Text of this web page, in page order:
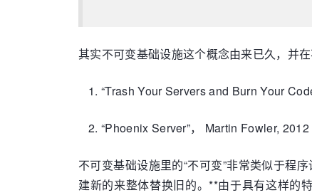
其实不可变基础设施这个概念由来已久，并
“Trash Your Servers and Burn Your
“Phoenix Server”， Martin Fowler, 2012
不可变基础设施里的“不可变”非常类似于程
建新的来整体替换旧的。**由于具有这样的